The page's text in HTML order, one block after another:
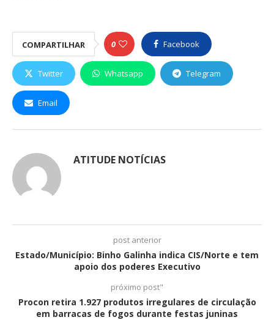
COMPARTILHAR 0 Facebook
Twitter Whatsapp Telegram
Email
ATITUDE NOTÍCIAS
post anterior
Estado/Município: Binho Galinha indica CIS/Norte e tem
apoio dos poderes Executivo
próximo post"
Procon retira 1.927 produtos irregulares de circulação
em barracas de fogos durante festas juninas